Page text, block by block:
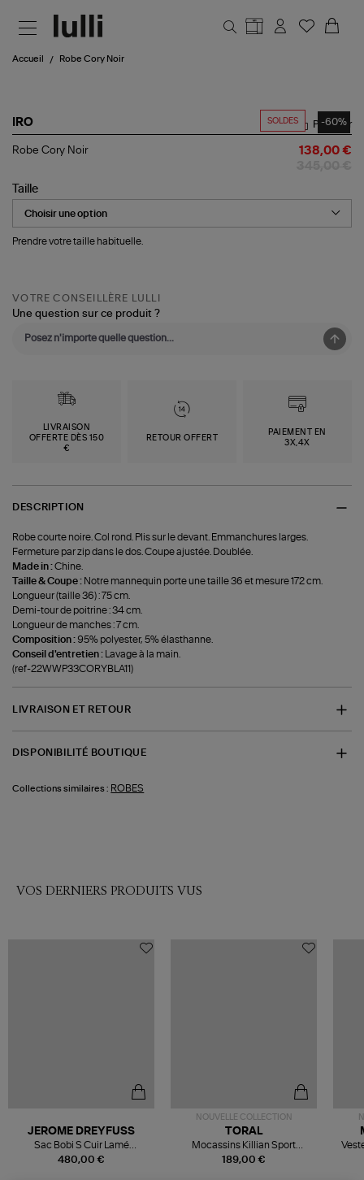
Accueil Robe Cory Noir
SOLDES -60%
IRO
Robe
Partager
Robe Cory Noir 138,00 €
Taille
Prendre votre taille habituelle.
VOTRE CONSEILLÈRE LULLI
Une question sur ce produit ?
LIVRAISON
OFFERTE DÈS 150
€
RETOUR OFFERT
PAIEMENT EN
3X,4X
DESCRIPTION
Robe courte noire. Col rond. Plis sur le devant. Emmanchures larges.
Fermeture par zip dans le dos. Coupe ajustée. Doublée.
Made in :Chine.
Taille & Coupe : Notre mannequin porte une taille 36 et mesure 172 cm.
Longueur (taille 36) : 75 cm.
Demi-tour de poitrine : 34 cm.
Longueur de manches : 7 cm.
Composition : 95% polyester, 5% élasthanne.
Conseil d'entretien :
Lavage à la main.
(ref-22WWP33CORYBLA11)
LIVRAISON ET RETOUR
DISPONIBILITÉ BOUTIQUE
Collections similaires : ROBES
VOS DERNIERS PRODUITS VUS
480,00 €
JEROME DREYFUSS
Sac Bobi S Cuir Lamé
Champagne
NOUVELLE COLLECTION
189,00 €
TORAL
Mocassins Killian Sport
Mousse